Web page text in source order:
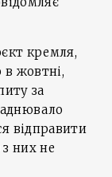
кремля,
жовтні,
за
відправити
них не